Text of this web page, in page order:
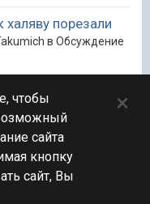
порезали
в Обсуждение
что ли, пусть он
ваши новые...
1
чтобы
сайта
кнопку
сайт, Вы
×